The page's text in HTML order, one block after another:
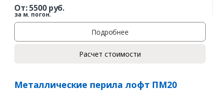
От:5500руб.
за м. погон.
Подробнее
Расчет стоимости
Металлические перила лофт ПМ20